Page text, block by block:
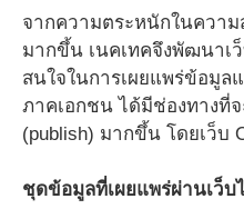
จากความตระหนักในควา
มากขึ้น เนคเทคจึงพัฒนาเว็
สนใจในการเผยแพร่ข้อมูล
ภาคเอกชน ได้มีช่องทางที่
(publish) มากขึ้น โดยเว็บ
ชุดข้อมูลที่เผยแพร่ผ่านเว็บ